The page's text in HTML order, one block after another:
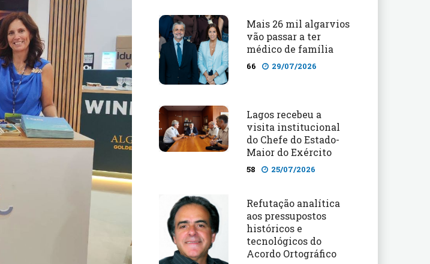
Mais 26 mil algarvios
vão passar a ter
médico de família
66 29/07/2026
Lagos recebeu a
visita institucional
do Chefe do Estado-
Maior do Exército
58 25/07/2026
Refutação analítica
aos pressupostos
históricos e
tecnológicos do
Acordo Ortográfico